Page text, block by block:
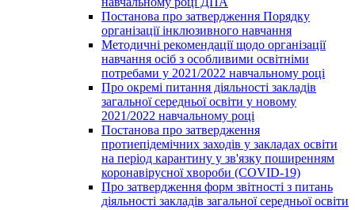
Постанова про затвердження Порядку
організації інклюзивного навчання
Методичні рекомендації щодо організації
навчання осіб з особливими освітніми
потребами у 2021/2022 навчальному році
Про окремі питання діяльності закладів
загальної середньої освіти у новому
2021/2022 навчальному році
Постанова про затвердження
протиепідемічних заходів у закладах освіти
на період карантину у зв'язку поширенням
коронавірусної хвороби (COVID-19)
Про затвердження форм звітності з питань
діяльності закладів загальної середньої освіти